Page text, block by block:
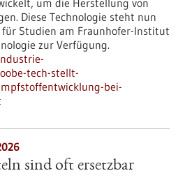
um die Herstellung von
Diese Technologie steht nun
Studien am Fraunhofer-Institut
zur Verfügung.
tech-stellt-
bei-
sind oft ersetzbar